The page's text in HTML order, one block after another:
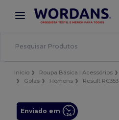
× App Wordans
Melhores preços na app!
Início Roupa Básica | Acessórios
Golas
Homens Result RC353
Enviado em